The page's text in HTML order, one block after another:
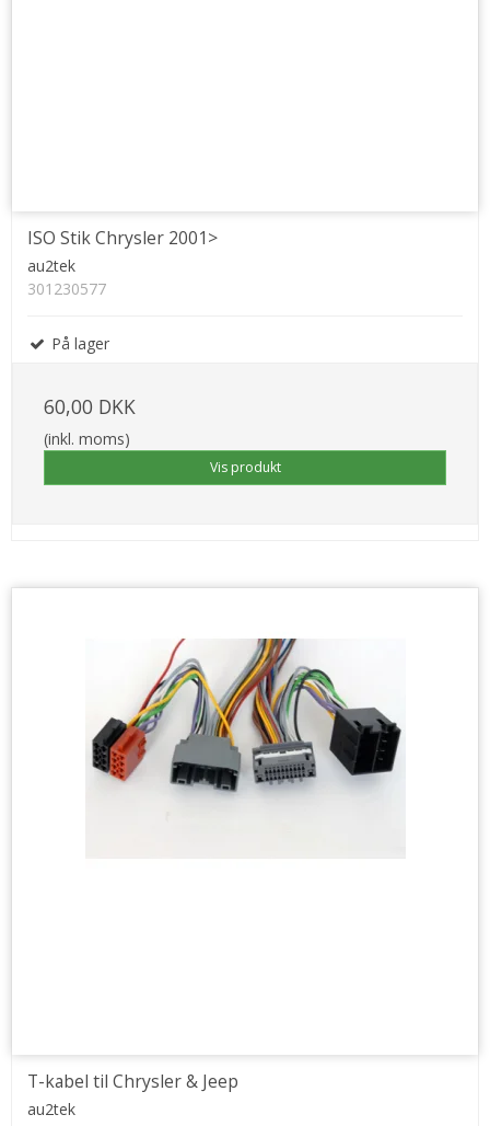
ISO Stik Chrysler 2001>
au2tek
301230577
På lager
60,00 DKK
(inkl. moms)
Vis produkt
T-kabel til Chrysler & Jeep
au2tek